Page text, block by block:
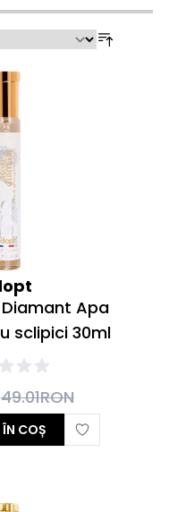
Apa
sclipici 30ml
49.01RON
COȘ